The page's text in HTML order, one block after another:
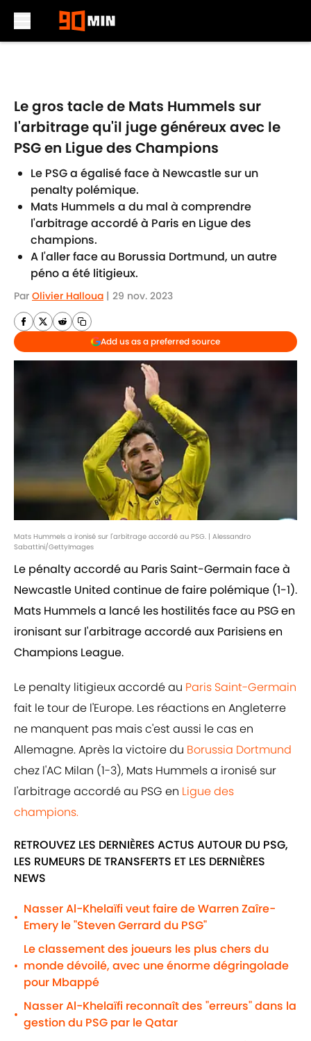
Le gros tacle de Mats Hummels sur
l'arbitrage qu'il juge généreux avec le
PSG en Ligue des Champions
Le PSG a égalisé face à Newcastle sur un
penalty polémique.
Mats Hummels a du mal à comprendre
l'arbitrage accordé à Paris en Ligue des
champions.
A l'aller face au Borussia Dortmund, un autre
péno a été litigieux.
Par Olivier Halloua | 29 nov. 2023
Add us as a preferred source
Mats Hummels a ironisé sur l'arbitrage accordé au PSG. | Alessandro
Sabattini/GettyImages
Le pénalty accordé au Paris Saint-Germain face à
Newcastle United continue de faire polémique (1-1).
Mats Hummels a lancé les hostilités face au PSG en
ironisant sur l'arbitrage accordé aux Parisiens en
Champions League.
Le penalty litigieux accordé au Paris Saint-Germain
fait le tour de l'Europe. Les réactions en Angleterre
ne manquent pas mais c'est aussi le cas en
Allemagne. Après la victoire du Borussia Dortmund
chez l'AC Milan (1-3), Mats Hummels a ironisé sur
l'arbitrage accordé au PSG en Ligue des
champions.
RETROUVEZ LES DERNIÈRES ACTUS AUTOUR DU PSG,
LES RUMEURS DE TRANSFERTS ET LES DERNIÈRES
NEWS
•
Nasser Al-Khelaïfi veut faire de Warren Zaîre-
Emery le "Steven Gerrard du PSG"
•
Le classement des joueurs les plus chers du
monde dévoilé, avec une énorme dégringolade
pour Mbappé
•
Nasser Al-Khelaïfi reconnaît des "erreurs" dans la
gestion du PSG par le Qatar